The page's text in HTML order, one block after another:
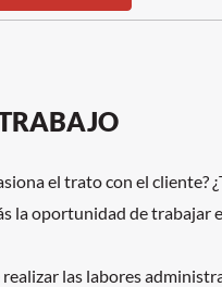
el trato con el
la oportunidad de trabajar
las labores